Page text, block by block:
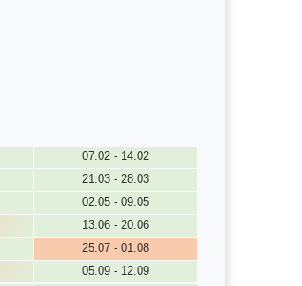
07.02 - 14.02
21.03 - 28.03
02.05 - 09.05
13.06 - 20.06
25.07 - 01.08
05.09 - 12.09